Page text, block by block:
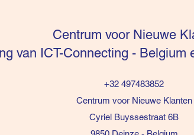
Centrum voor Nieuwe
van ICT-Connecting - Belgium
+32 497483852
Centrum voor Nieuwe Klanten
Cyriel Buyssestraat 6B